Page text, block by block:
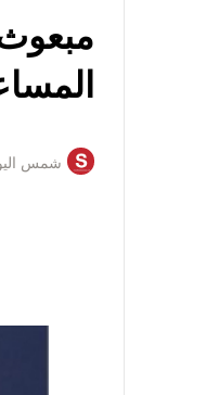
شمس اليوم